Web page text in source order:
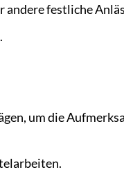
andere festliche
um die